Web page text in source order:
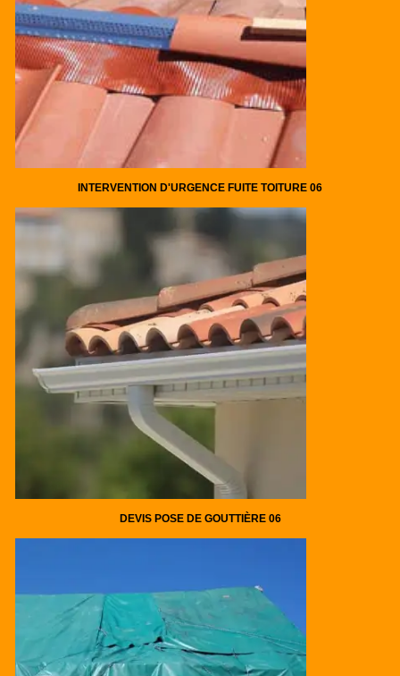
INTERVENTION D'URGENCE FUITE TOITURE 06
DEVIS POSE DE GOUTTIÈRE 06